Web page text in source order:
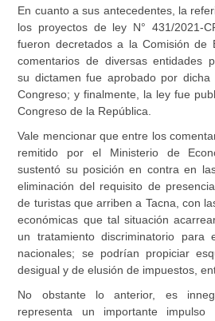
En cuanto a sus antecedentes, la
los proyectos de ley N° 431/2021-
fueron decretados a la Comisión de
comentarios de diversas entidades
su dictamen fue aprobado por
Congreso; y finalmente, la ley fue
Congreso de la República.
Vale mencionar que entre los
remitido por el Ministerio de
sustentó su posición en contra en
eliminación del requisito de
de turistas que arriben a Tacna, con
económicas que tal situación
un tratamiento discriminatorio para
nacionales; se podrían propiciar
desigual y de elusión de impuestos,
No obstante lo anterior, es
representa un importante